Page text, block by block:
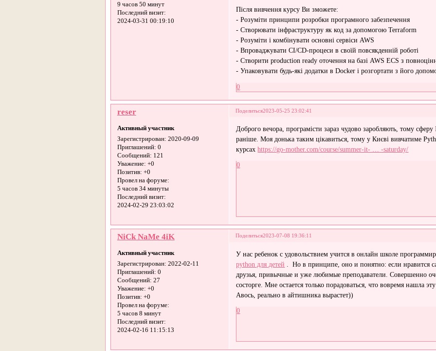
9 часов 50 минут
Последний визит:
2024-03-31 00:19:10
Після вивчення курсу Ви зможете:
- Розуміти принципи розробки програмного забезпечення
- Створювати інфраструктуру як код за допомогою Terraform
- Розуміти і комбінувати основні сервіси AWS
- Впроваджувати CI/CD-процеси в своїй повсякденній роботі
- Створити production ready оточення на базі AWS ECS з
- Упаковувати будь-які додатки в Docker і розгортати з його
0
Поделиться2023-05-25 23:02:41
reser
Активный участник
Зарегистрирован: 2020-09-09
Приглашений: 0
Сообщений: 121
Уважение: +0
Позитив: +0
Провел на форуме:
5 часов 34 минуты
Последний визит:
2024-02-29 23:03:02
Доброго вечора, програмісти зараз чудово заробляють, тому
раніше. Моя донька таким цікавиться, тому у Києві вивчатиме
курсахhttps://go-mother.com/course/summer-it- … -saturday/
0
Поделиться2023-07-08 19:36:11
NiCk NaMe 4iK
Активный участник
Зарегистрирован: 2022-02-11
Приглашений: 0
Сообщений: 27
Уважение: +0
Позитив: +0
Провел на форуме:
5 часов 8 минут
Последний визит:
2024-02-16 11:15:13
У нас ребенок с удовольствием учится в онлайн школе
python для детей . Но в принципе, оно и понятно: если нравится
друзья, привычные и уже любимые преподаватели. Совершенно
состорге. Мне остается только порадоваться, что вовремя нашла
Авось, реально в айтишника вырастет))
0